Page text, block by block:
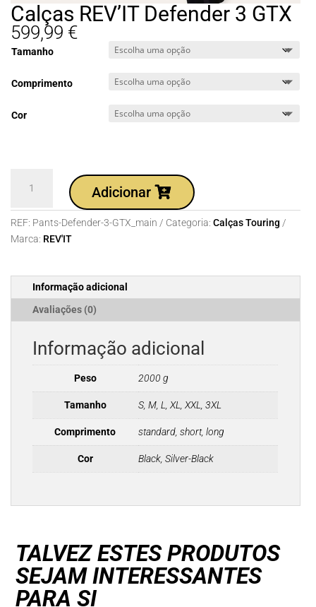
Calças REV’IT Defender 3 GTX
599,99 €
Tamanho
Comprimento
Cor
Calças
REV'IT
Defender
GTX
Adicionar
REF: Pants-Defender-3-GTX_main Categoria: Calças Touring
Marca: REV'IT
Informação adicional
Avaliações (0)
Informação adicional
Peso 2000 g
Tamanho S, M, L, XL, XXL, 3XL
Comprimento standard, short, long
Cor Black, Silver-Black
TALVEZ ESTES PRODUTOS
SEJAM INTERESSANTES
PARA SI